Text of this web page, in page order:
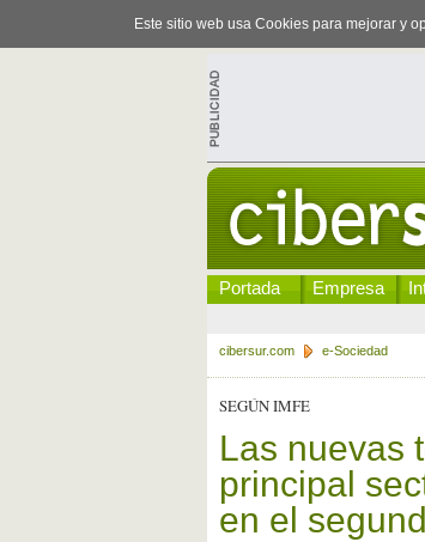
Este sitio web usa Cookies para mejorar y
Portada Empresa
cibersur.com e-Sociedad
SEGÚN IMFE
Las nuevas
principal
en el